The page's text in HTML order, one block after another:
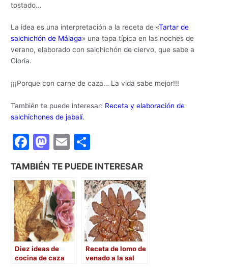
tostado…
La idea es una interpretación a la receta de «Tartar de
salchichón de Málaga» una tapa típica en las noches de
verano, elaborado con salchichón de ciervo, que sabe a
Gloria.
¡¡¡Porque con carne de caza… La vida sabe mejor!!!
También te puede interesar: Receta y elaboración de
salchichones de jabalí.
F
a
c
e
b
o
o
k
M
a
st
o
d
o
n
E
m
ai
l
o
m
p
ar
tir
TAMBIÉN TE PUEDE INTERESAR
Diez ideas de
cocina de caza
Receta de lomo de
venado a la sal